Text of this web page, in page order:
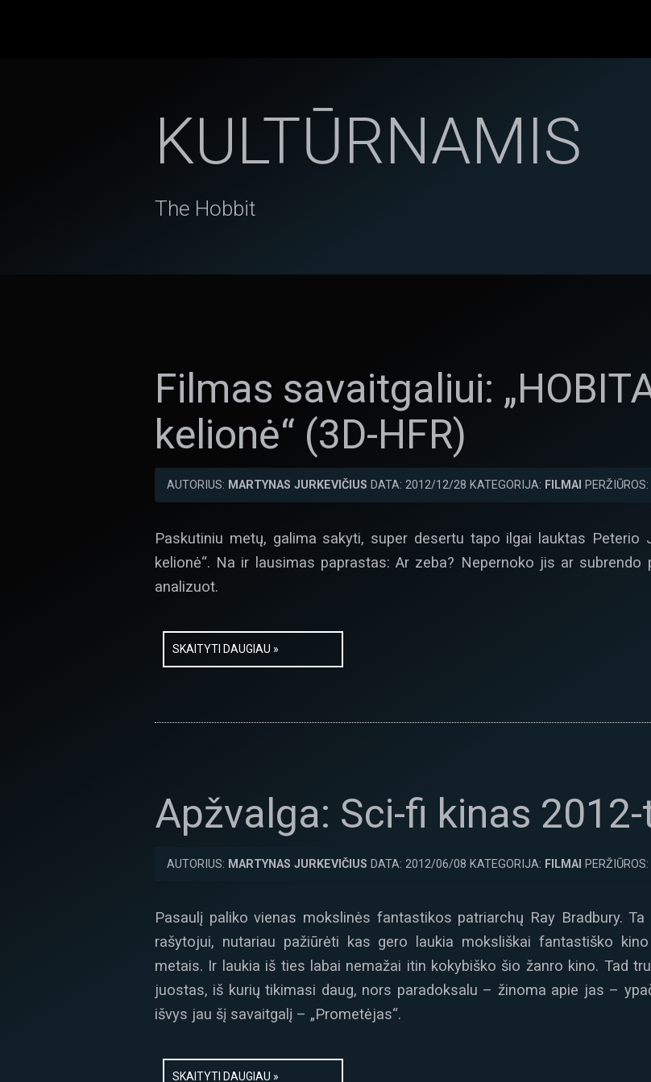
KULTŪRNAMIS
The Hobbit
Filmas savaitgaliui:
kelionė“ (3D-HFR)
AUTORIUS: MARTYNAS JURKEVIČIUS DATA: 2012/12/28 KATEGORIJA: FILMAI
Paskutiniu metų, galima sakyti, super desertu tapo ilgai lauktas Peterio
kelionė“. Na ir lausimas paprastas: Ar zeba? Nepernoko jis ar
analizuot.
SKAITYTI DAUGIAU »
Apžvalga: Sci-fi kinas
AUTORIUS: MARTYNAS JURKEVIČIUS DATA: 2012/06/08 KATEGORIJA: FILMAI
Pasaulį paliko vienas mokslinės fantastikos patriarchų Ray Bradbury.
rašytojui, nutariau pažiūrėti kas gero laukia moksliškai fantastiško
metais. Ir laukia iš ties labai nemažai itin kokybiško šio žanro kino. Tad
juostas, iš kurių tikimasi daug, nors paradoksalu – žinoma apie jas –
išvys jau šį savaitgalį – „Prometėjas“.
SKAITYTI DAUGIAU »